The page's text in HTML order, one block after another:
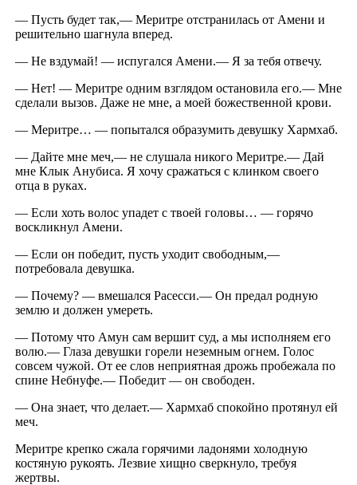
— Пусть будет так,— Меритре отстранилась от Амени и
решительно шагнула вперед.
— Не вздумай! — испугался Амени.— Я за тебя отвечу.
— Нет! — Меритре одним взглядом остановила его.— Мне
сделали вызов. Даже не мне, а моей божественной крови.
— Меритре… — попытался образумить девушку Хармхаб.
— Дайте мне меч,— не слушала никого Меритре.— Дай
мне Клык Анубиса. Я хочу сражаться с клинком своего
отца в руках.
— Если хоть волос упадет с твоей головы… — горячо
воскликнул Амени.
— Если он победит, пусть уходит свободным,—
потребовала девушка.
— Почему? — вмешался Расесси.— Он предал родную
землю и должен умереть.
— Потому что Амун сам вершит суд, а мы исполняем его
волю.— Глаза девушки горели неземным огнем. Голос
совсем чужой. От ее слов неприятная дрожь пробежала по
спине Небнуфе.— Победит — он свободен.
— Она знает, что делает.— Хармхаб спокойно протянул ей
меч.
Меритре крепко сжала горячими ладонями холодную
костяную рукоять. Лезвие хищно сверкнуло, требуя
жертвы.